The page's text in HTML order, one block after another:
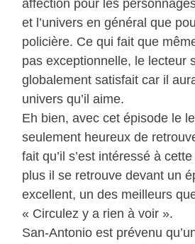
affection pour les
et l’univers en général que
policière. Ce qui fait que
pas exceptionnelle, le lecteur
globalement satisfait car il
univers qu’il aime.
Eh bien, avec cet épisode le
seulement heureux de
fait qu’il s’est intéressé à
plus il se retrouve devant un
excellent, un des meilleurs
« Circulez y a rien à voir ».
San-Antonio est prévenu